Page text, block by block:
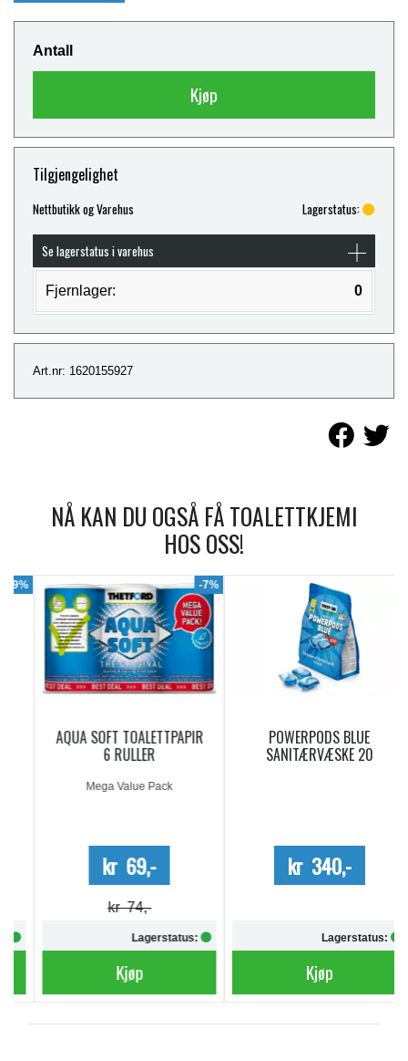
Antall
Kjøp
Tilgjengelighet
Nettbutikk og Varehus Lagerstatus:
Se lagerstatus i varehus
Fjernlager: 0
Art.nr: 1620155927
NÅ KAN DU OGSÅ FÅ TOALETTKJEMI
HOS OSS!
-7%
AQUA SOFT TOALETTPAPIR
6 RULLER
Mega Value Pack
kr 69,-
kr 74,-
Lagerstatus:
Kjøp
POWERPODS BLUE
SANITÆRVÆSKE 20
kr 340,-
Lagerstatus:
Kjøp